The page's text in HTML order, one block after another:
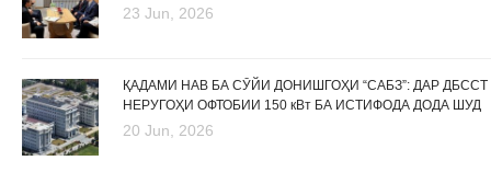
23 Jun, 2026
ҚАДАМИ НАВ БА СӮЙИ ДОНИШГОҲИ “САБЗ”: ДАР ДБССТ
НЕРУГОҲИ ОФТОБИИ 150 кВт БА ИСТИФОДА ДОДА ШУД
20 Jun, 2026